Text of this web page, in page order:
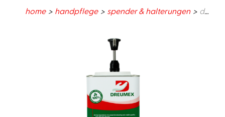
home handpflege spender & halterungen dreumex standartspender